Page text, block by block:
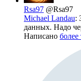
Rsa97 @Rsa97
Michael Landau:
данных. Надо
Написано более